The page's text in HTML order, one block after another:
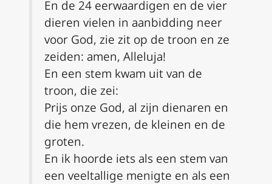
En de 24 eerwaardigen en de vier
dieren vielen in aanbidding neer
voor God, zie zit op de troon en ze
zeiden: amen, Alleluja!
En een stem kwam uit van de
troon, die zei:
Prijs onze God, al zijn dienaren en
die hem vrezen, de kleinen en de
groten.
En ik hoorde iets als een stem van
een veeltallige menigte en als een